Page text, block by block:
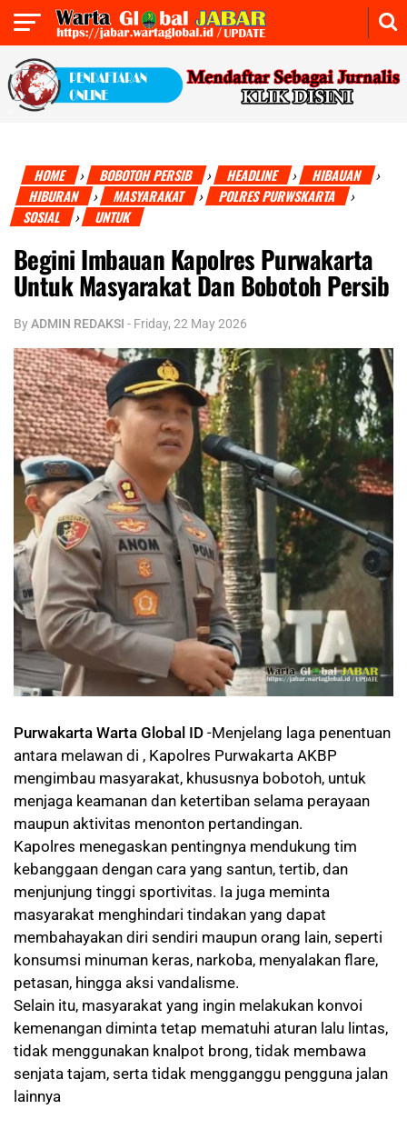
HOME › BOBOTOH PERSIB › HEADLINE › HIBAUAN ›
HIBURAN › MASYARAKAT › POLRES PURWSKARTA ›
SOSIAL › UNTUK
Begini Imbauan Kapolres Purwakarta
Untuk Masyarakat Dan Bobotoh Persib
ByADMIN REDAKSI - Friday, 22 May 2026
Purwakarta Warta Global ID -Menjelang laga penentuan
antara melawan di , Kapolres Purwakarta AKBP
mengimbau masyarakat, khususnya bobotoh, untuk
menjaga keamanan dan ketertiban selama perayaan
maupun aktivitas menonton pertandingan.
Kapolres menegaskan pentingnya mendukung tim
kebanggaan dengan cara yang santun, tertib, dan
menjunjung tinggi sportivitas. Ia juga meminta
masyarakat menghindari tindakan yang dapat
membahayakan diri sendiri maupun orang lain, seperti
konsumsi minuman keras, narkoba, menyalakan flare,
petasan, hingga aksi vandalisme.
Selain itu, masyarakat yang ingin melakukan konvoi
kemenangan diminta tetap mematuhi aturan lalu lintas,
tidak menggunakan knalpot brong, tidak membawa
senjata tajam, serta tidak mengganggu pengguna jalan
lainnya